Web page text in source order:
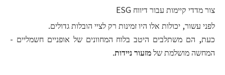
צור מדדי קיימות עבור דיווח ESG
לפני עשור, יכולות אלו היו זמינות רק לציי הובלות גדולים.
כעת, הם משתלבים היטב בלוח המחוונים של אופניים חשמליים -
המחשה מושלמת שלמזעור ניידות.